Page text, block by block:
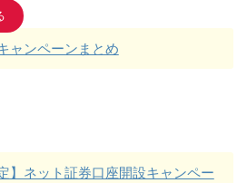
ャンペーンまとめ
】ネット証券口座開設キャンペー